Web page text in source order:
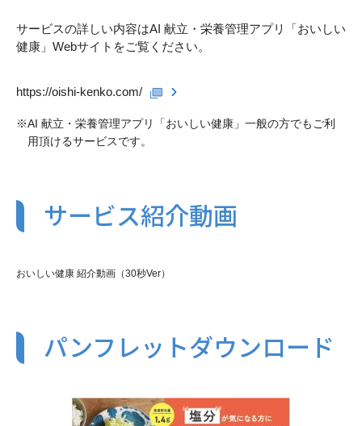
サービスの詳しい内容はAI 献立・栄養管理アプリ「おいしい
健康」Webサイトをご覧ください。
https://oishi-kenko.com/
※AI 献立・栄養管理アプリ「おいしい健康」一般の方でもご利
用頂けるサービスです。
サービス紹介動画
おいしい健康 紹介動画（30秒Ver）
パンフレットダウンロード